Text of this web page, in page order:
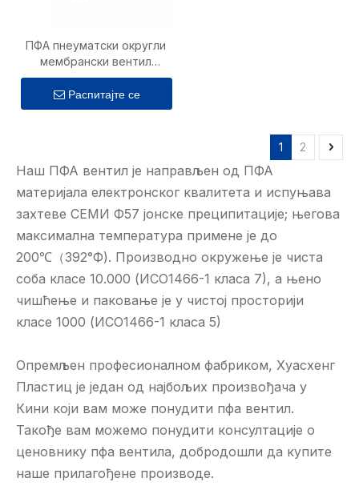
ПФА пнеуматски округли
мембрански вентил
(неметални тип)
Распитајте се
1 2
Наш ПФА вентил је направљен од ПФА
материјала електронског квалитета и испуњава
захтеве СЕМИ Ф57 јонске преципитације; његова
максимална температура примене је до
200℃（392°Ф). Производно окружење је чиста
соба класе 10.000 (ИСО1466-1 класа 7), а њено
чишћење и паковање је у чистој просторији
класе 1000 (ИСО1466-1 класа 5)
Опремљен професионалном фабриком, Хуасхенг
Пластиц је један од најбољих произвођача у
Кини који вам може понудити пфа вентил.
Такође вам можемо понудити консултације о
ценовнику пфа вентила, добродошли да купите
наше прилагођене производе.